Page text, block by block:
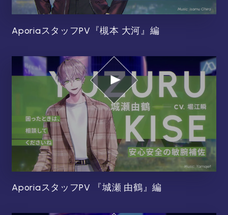
AporiaスタッフPV『槻本 大河』編
AporiaスタッフPV 『城瀬 由鶴』編